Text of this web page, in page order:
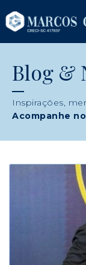
Blog &
Inspirações,
Acompanhe